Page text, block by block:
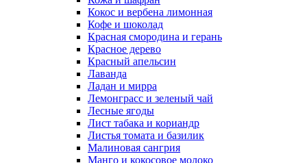
Кокос и вербена лимонная
Кофе и шоколад
Красная смородина и герань
Красное дерево
Красный апельсин
Лаванда
Ладан и мирра
Лемонграсс и зеленый чай
Лесные ягоды
Лист табака и кориандр
Листья томата и базилик
Малиновая сангрия
Манго и кокосовое молоко